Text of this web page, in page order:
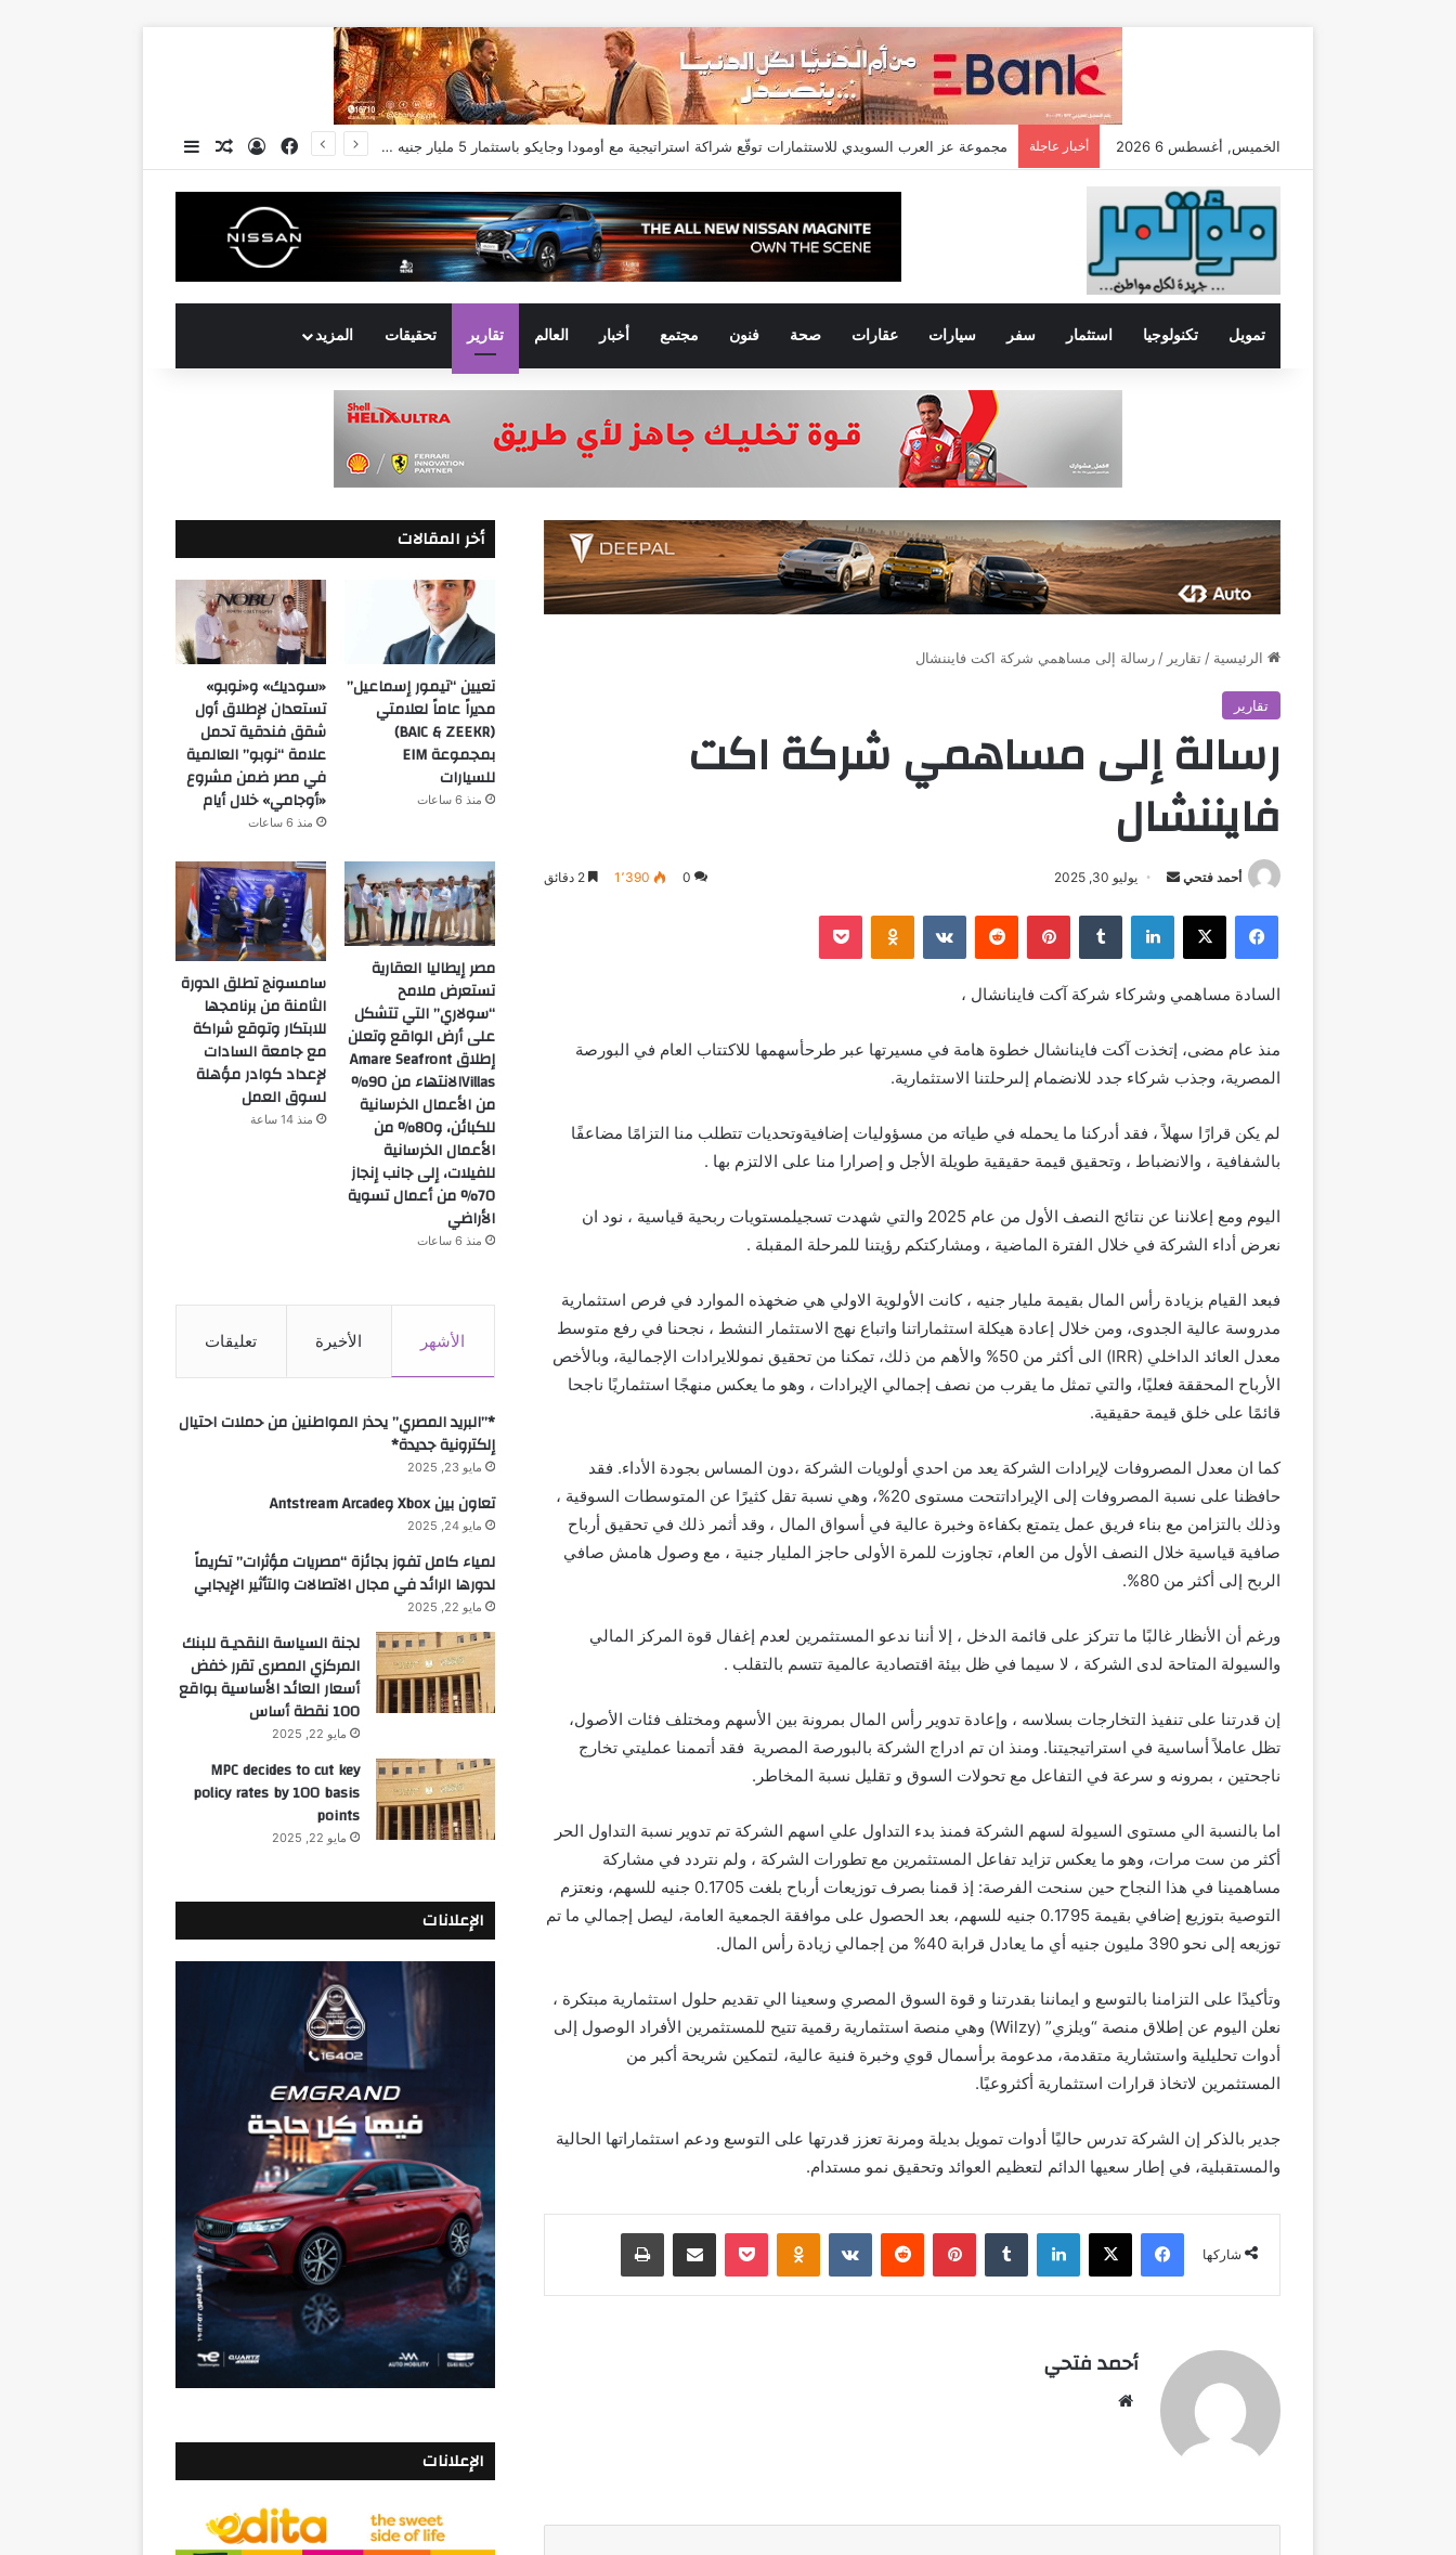
الخميس, أغسطس 6 2026 أخبار عاجلة تعيين “تيمور إسماعيل” مديراً عاماً لعلامتي (BAIC & ZEEKR) بمجموعة EIM للسيارات فيسبوكتسجيل الدخول
مقال عشوائي
إضافة عمود جانبي
تمويل تكنولوجيا استثمار سفر سيارات عقارات صحة فنون مجتمع أخبار العالم تقارير تحقيقات المزيد
الرئيسية / تقارير / رسالة إلى مساهمي شركة اكت فايننشال
تقارير
رسالة إلى مساهمي شركة اكت
فايننشال
أحمد فتحي
أرسل
إلكترونيا
يوليو 30, 2025 0 1٬390
فيسبوك ‫X لينكدإن بينتيريست Odnoklassniki
‫Pocket
السادة مساهمي وشركاء شركة آكت فاينانشال ،
منذ عام مضى، إتخذت آكت فاينانشال خطوة هامة في مسيرتها عبر طرحأسهمها للاكتتاب العام في البورصة
المصرية، وجذب شركاء جدد للانضمام إلىرحلتنا الاستثمارية.
لم يكن قرارًا سهلاً ، فقد أدركنا ما يحمله في طياته من مسؤوليات إضافيةوتحديات تتطلب منا التزامًا مضاعفًا
بالشفافية ، والانضباط ، وتحقيق قيمة حقيقية طويلة الأجل و إصرار ا منا على الالتزم بها .
اليوم ومع إعلاننا عن نتائج النصف الأول من عام والتي شهدت تسجيلمستويات ربحية قياسية ، نود ان
نعرض أداء الشركة في خلال الفترة الماضية ، ومشاركتكم رؤيتنا للمرحلة المقبلة .
فبعد القيام بزيادة رأس المال بقيمة مليار جنيه ، كانت الأولوية الاولي هي ضخهذه الموارد في فرص استثمارية
مدروسة عالية الجدوى، ومن خلال إعادة هيكلة استثماراتنا واتباع نهج الاستثمار النشط ، نجحنا في رفع متوسط
معدل العائد الداخلي (IRR
) الى أكثر من 50% والأهم من ذلك، تمكنا من تحقيق نموللايرادات الإجمالية، وبالأخص
الأرباح المحققة فعليًا، والتي تمثل ما يقرب من نصف إجمالي الإيرادات ، وهو ما يعكس منهجًا استثماريًا ناجحا
قائمًا على خلق قيمة حقيقية.
كما ان معدل المصروفات لإيرادات الشركة يعد من احدي أولويات الشركة ،دون المساس بجودة الأداء. فقد
حافظنا على نسبة المصروفات إلى الإيراداتتحت مستوى 20%، وهي نسبة تقل كثيرًا عن المتوسطات السوقية
،
وذلك بالتزامن مع بناء فريق عمل يتمتع بكفاءة وخبرة عالية في أسواق المال ، وقد أثمر ذلك في تحقيق أرباح
صافية قياسية خلال النصف الأول من العام، تجاوزت للمرة الأولى حاجز المليار جنية ، مع وصول هامش صافي
الربح إلى أكثر من 80% .
ورغم أن الأنظار غالبًا ما تتركز على قائمة الدخل ، إلا أننا ندعو المستثمرين لعدم إغفال قوة المركز المالي
والسيولة المتاحة لدى الشركة ، لا سيما في ظل بيئة اقتصادية عالمية تتسم بالتقلب .
إن قدرتنا على تنفيذ التخارجات بسلاسه ، وإعادة تدوير رأس المال بمرونة بين الأسهم ومختلف فئات الأصول،
تظل عاملاًأساسية في استراتيجيتنا. ومنذ ان تم ادراج الشركة بالبورصة المصرية فقد أتممنا عمليتي تخارج
ناجحتين ، بمرونه و سرعة في التفاعل مع تحولات السوق و تقليل نسبة المخاطر.
اما بالنسبة الي مستوى السيولة لسهم الشركة فمنذ بدء التداول علي اسهم الشركة تم تدوير نسبة التداول الحر
أكثر من ست مرات، وهو ما يعكس تزايد تفاعل المستثمرين مع تطورات الشركة ، ولم نتردد في مشاركة
مساهمينا في هذا النجاح حين سنحت الفرصة: إذ قمنا بصرف توزيعات أرباح
بلغت 0.1705 جنيه للسهم، ونعتزم
التوصية بتوزيع إضافي بقيمة 0.1795 جنيه للسهم،
بعد الحصول على موافقة الجمعية العامة، ليصل إجمالي ما تم
توزيعه إلى نحو 390 مليون جنيه أي ما يعادل قرابة 40% من إجمالي
زيادة رأس المال.
وتأكيدًا على التزامنا بالتوسع و ايماننا بقدرتنا و قوة السوق المصري وسعينا الي تقديم حلول استثمارية مبتكرة ،
نعلن اليوم عن إطلاق منصة “ويلزي”
(
Wilzy
) وهي منصة استثمارية رقمية تتيح للمستثمرين الأفراد الوصول إلى
أدوات تحليلية واستشارية متقدمة، مدعومة برأسمال قوي وخبرة فنية عالية، لتمكين شريحة أكبر من
المستثمرين لاتخاذ قرارات استثمارية أكثروعيًا.
جدير بالذكر إن الشركة تدرس حاليًا أدوات تمويل بديلة ومرنة تعزز قدرتها على التوسع ودعم استثماراتها الحالية
والمستقبلية، في إطار سعيها الدائم لتعظيم العوائد وتحقيق نمو مستدام.
شاركها
فيسبوك ‫X لينكدإن بينتيريست Odnoklassniki
‫Pocket مشاركة عبر البريد طباعة
أحمد فتحي
أخر المقالات
تعيين “تيمور إسماعيل”
مديراً عاماً لعلامتي
(BAIC & ZEEKR)
بمجموعة EIM
للسيارات
منذ 6 ساعات
«سوديك» و«نوبو»
تستعدان لإطلاق أول
شقق فندقية تحمل
علامة “نوبو” العالمية
في مصر ضمن مشروع
«أوجامي» خلال أيام
منذ 6 ساعات
مصر إيطاليا العقارية
تستعرض ملامح
“سولاري” التي تتشكل
على أرض الواقع وتعلن
إطلاق Amare Seafront
Villasالانتهاء من 90%
من الأعمال الخرسانية
للكبائن، و80% من
الأعمال الخرسانية
للفيلات، إلى جانب إنجاز
70% من أعمال تسوية
الأراضي
منذ 6 ساعات
سامسونج تطلق الدورة
الثامنة من برنامجها
للابتكار وتوقع شراكة
مع جامعة السادات
لإعداد كوادر مؤهلة
لسوق العمل
منذ 14 ساعة
الأشهر الأخيرة تعليقات
*”البريد المصري” يحذر المواطنين من حملات احتيال
إلكترونية جديدة*
مايو 23, 2025
تعاون بين Xbox وAntstream Arcade
مايو 24, 2025
لمياء كامل تفوز بجائزة “مصريات مؤثرات” تكريماً
لدورها الرائد في مجال الاتصالات والتأثير الإيجابي
مايو 22, 2025
لجنة السياسة النقديـة للبنك
المركزي المصرى تقرر خفض
أسعار العائد الأساسية بواقع
100 نقطة أساس
مايو 22, 2025
MPC decides to cut key
policy rates by 100 basis
points
مايو 22, 2025
الإعلانات
الإعلانات